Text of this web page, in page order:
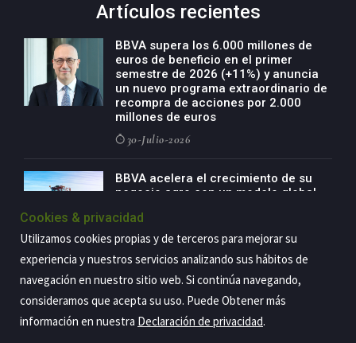
Artículos recientes
BBVA supera los 6.000 millones de
euros de beneficio en el primer
semestre de 2026 (+11%) y anuncia
un nuevo programa extraordinario de
recompra de acciones por 2.000
millones de euros
30-Julio-2026
BBVA acelera el crecimiento de su
negocio agro con un modelo global
países
29-Julio-2026
Copyright@2026 Estrategia Empresarial
Cookies & privacidad
Utilizamos cookies propias y de terceros para mejorar su
experiencia y nuestros servicios analizando sus hábitos de
navegación en nuestro sitio web. Si continúa navegando,
consideramos que acepta su uso. Puede Obtener más
información en nuestra Declaración de privacidad.